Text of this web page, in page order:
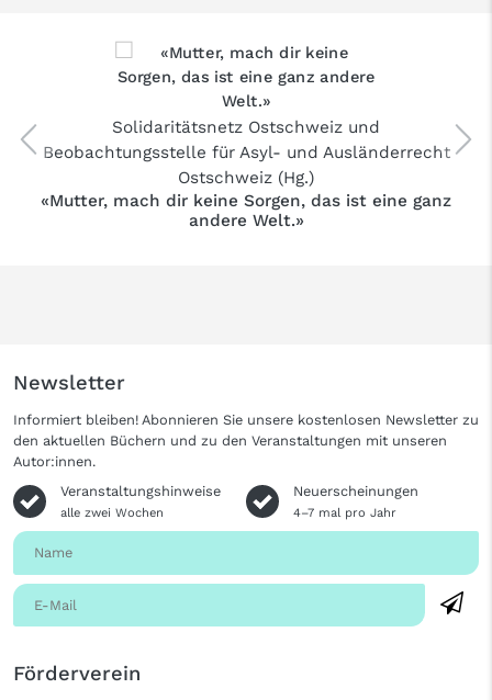
Solidaritätsnetz Ostschweiz und
Beobachtungsstelle für Asyl- und Ausländerrecht
Ostschweiz (Hg.)
«Mutter, mach dir keine Sorgen, das ist eine ganz
andere Welt.»
Newsletter
Informiert bleiben! Abonnieren Sie unsere kostenlosen Newsletter zu
den aktuellen Büchern und zu den Veranstaltungen mit unseren
Autor:innen.
Veranstaltungshinweise
alle zwei Wochen
Neuerscheinungen
4–7 mal pro Jahr
Förderverein